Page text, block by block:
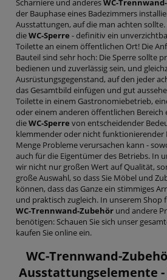
Scharniere und anderesWC-
der Bauphase eines Badezimmers
Ausstattungen, auf die man achten
dieWC-Sperre - definitiv ein
Toilette an einem öffentlichen Ort! Die
Bauteil sind sehr hoch: Die Sperre sollte
bedienen und zuverlässig sein, und
Ausrüstungsgegenstand, auf den jeder
das Gesamtbild einfügen und gut
Toilette in einem Gastronomiebetrieb,
oder einem anderen öffentlichen
dieWC-Sperre von entscheidender
klemmender oder nicht funktionierender
Menge Probleme verursachen kann -
auch für die Eigentümer des Betriebs. In
wir nicht nur großen Wert auf Qualität,
große Auswahl, so dass Sie Möbel und
können, dass das Ganze ein stimmiges
und praktisch zugleich. In unserem Shop
WC-Trennwand-Zubehör und andere
benötigen: Schauen Sie sich unser
kaufen Sie online ein.
WC-Trennwand-
Ausstattungselemente -